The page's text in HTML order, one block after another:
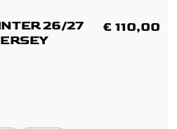
26/27
€ 110,00